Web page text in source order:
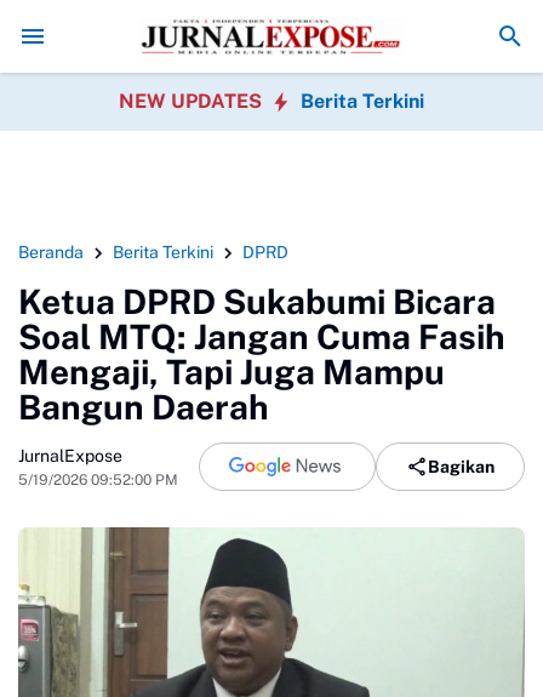
PPAL Gelar Ziarah Nasional Peringati HUT Ke-40 Aktivis
NEW UPDATES Berita Terkini
Beranda Berita Terkini DPRD
Ketua DPRD Sukabumi Bicara
Soal MTQ: Jangan Cuma Fasih
Mengaji, Tapi Juga Mampu
Bangun Daerah
JurnalExpose
5/19/2026 09:52:00 PM
Bagikan